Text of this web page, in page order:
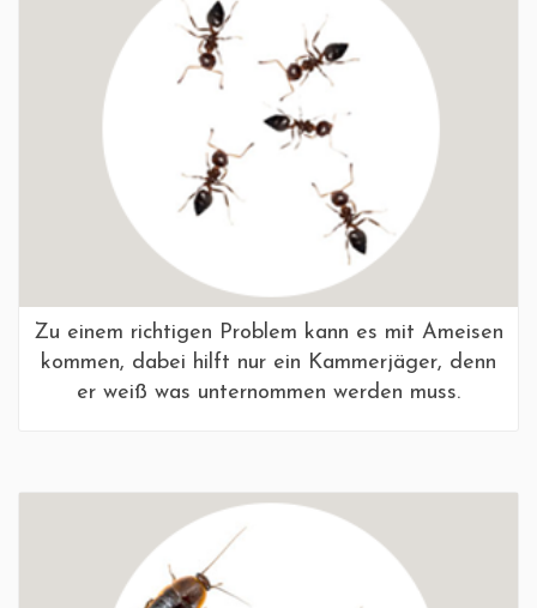
Zu einem richtigen Problem kann es mit Ameisen
kommen, dabei hilft nur ein Kammerjäger, denn
er weiß was unternommen werden muss.